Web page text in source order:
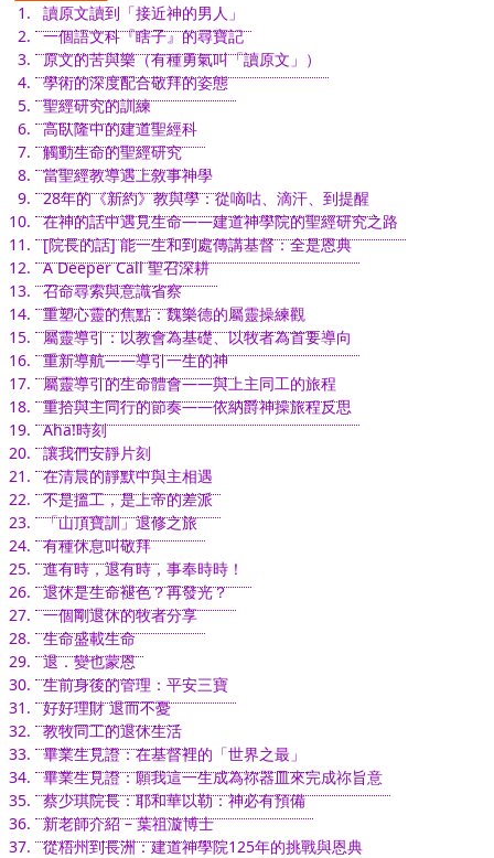
讀原文讀到「接近神的男人」
一個語文科『瞎子』的尋寶記
原文的苦與樂（有種勇氣叫「讀原文」）
學術的深度配合敬拜的姿態
聖經研究的訓練
高臥隆中的建道聖經科
觸動生命的聖經研究
當聖經教導遇上敘事神學
28年的《新約》教與學：從嘀咕、滴汗、到提醒
在神的話中遇見生命——建道神學院的聖經研究之路
[院長的話] 能一生和到處傳講基督：全是恩典
A Deeper Call 聖召深耕
召命尋索與意識省察
重塑心靈的焦點：魏樂德的屬靈操練觀
屬靈導引：以教會為基礎、以牧者為首要導向
重新導航——導引一生的神
屬靈導引的生命體會——與上主同工的旅程
重拾與主同行的節奏——依納爵神操旅程反思
Aha!時刻
讓我們安靜片刻
在清晨的靜默中與主相遇
不是搵工，是上帝的差派
「山頂寶訓」退修之旅
有種休息叫敬拜
進有時，退有時，事奉時時！
退休是生命褪色？再發光？
一個剛退休的牧者分享
生命盛載生命
退．變也蒙恩
生前身後的管理：平安三寶
好好理財 退而不憂
教牧同工的退休生活
畢業生見證：在基督裡的「世界之最」
畢業生見證：願我這一生成為祢器皿來完成祢旨意
蔡少琪院長：耶和華以勒：神必有預備
新老師介紹 – 葉祖漩博士
從梧州到長洲：建道神學院125年的挑戰與恩典